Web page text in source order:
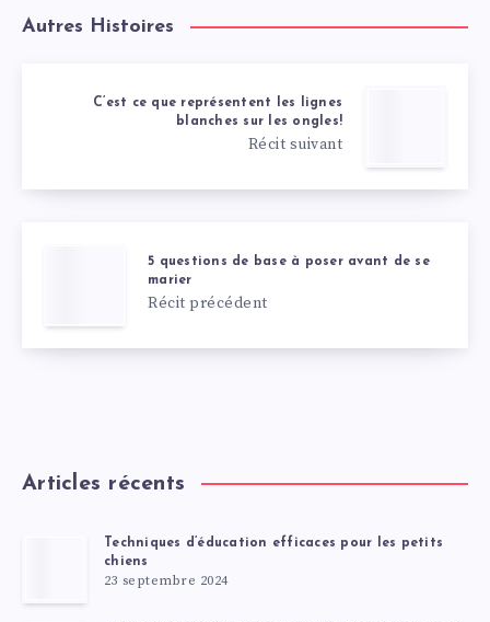
Autres Histoires
C’est ce que représentent les lignes
blanches sur les ongles!
Récit suivant
5 questions de base à poser avant de se
marier
Récit précédent
Articles récents
Techniques d’éducation efficaces pour les petits
chiens
23 septembre 2024